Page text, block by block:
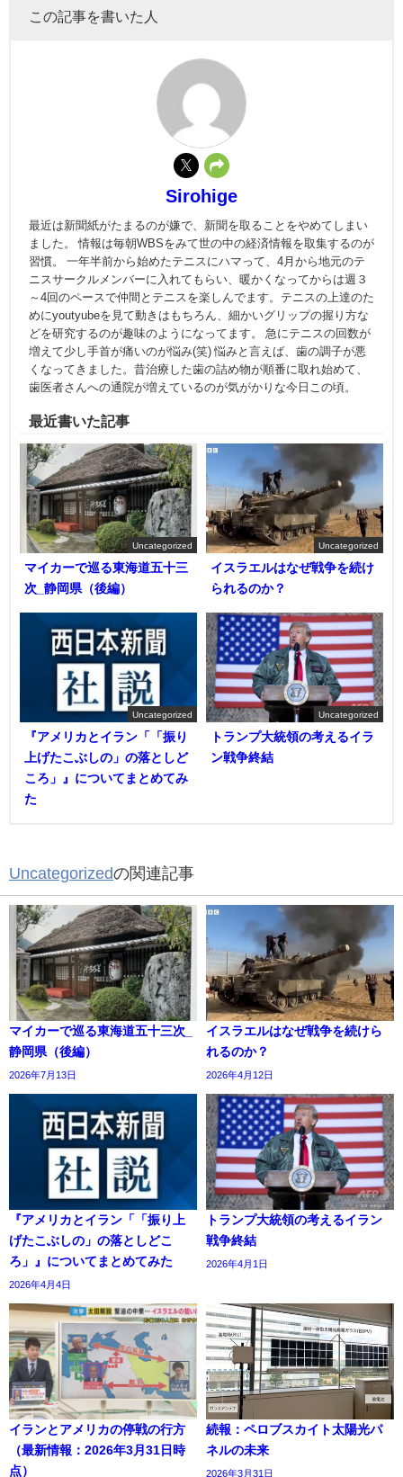
この記事を書いた人
Sirohige
最近は新聞紙がたまるのが嫌で、新聞を取ることをやめてしまい
ました。 情報は毎朝WBSをみて世の中の経済情報を取集するのが
習慣。 一年半前から始めたテニスにハマって、4月から地元のテ
ニスサークルメンバーに入れてもらい、暖かくなってからは週３
～4回のペースで仲間とテニスを楽しんでます。テニスの上達のた
めにyoutyubeを見て動きはもちろん、細かいグリップの握り方な
どを研究するのが趣味のようになってます。 急にテニスの回数が
増えて少し手首が痛いのが悩み(笑) 悩みと言えば、歯の調子が悪
くなってきました。昔治療した歯の詰め物が順番に取れ始めて、
歯医者さんへの通院が増えているのが気がかりな今日この頃。
最近書いた記事
Uncategorized
マイカーで巡る東海道五十三
次_静岡県（後編）
Uncategorized
イスラエルはなぜ戦争を続け
られるのか？
Uncategorized
『アメリカとイラン「「振り
上げたこぶしの」の落としど
ころ」』についてまとめてみ
た
Uncategorized
トランプ大統領の考えるイラ
ン戦争終結
Uncategorizedの関連記事
マイカーで巡る東海道五十三次_
静岡県（後編）
2026年7月13日
イスラエルはなぜ戦争を続けら
れるのか？
2026年4月12日
『アメリカとイラン「「振り上
げたこぶしの」の落としどこ
ろ」』についてまとめてみた
2026年4月4日
トランプ大統領の考えるイラン
戦争終結
2026年4月1日
イランとアメリカの停戦の行方
（最新情報：2026年3月31日時
点）
続報：ペロブスカイト太陽光パ
ネルの未来
2026年3月31日